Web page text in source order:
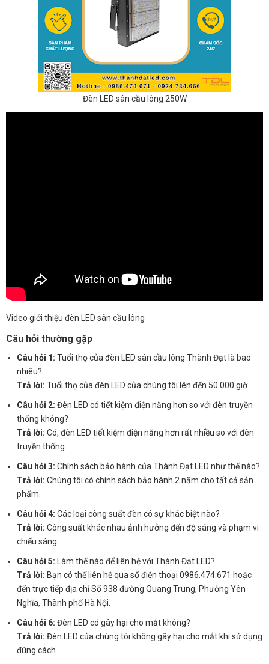
Đèn LED sân cầu lông 250W
Video giới thiệu đèn LED sân cầu lông
Câu hỏi thường gặp
Câu hỏi 1: Tuổi thọ của đèn LED sân cầu lông Thành Đạt là bao
nhiêu?
Trả lời: Tuổi thọ của đèn LED của chúng tôi lên đến 50.000 giờ.
Câu hỏi 2: Đèn LED có tiết kiệm điện năng hơn so với đèn truyền
thống không?
Trả lời: Có, đèn LED tiết kiệm điện năng hơn rất nhiều so với đèn
truyền thống.
Câu hỏi 3: Chính sách bảo hành của Thành Đạt LED như thế nào?
Trả lời: Chúng tôi có chính sách bảo hành 2 năm cho tất cả sản
phẩm.
Câu hỏi 4: Các loại công suất đèn có sự khác biệt nào?
Trả lời: Công suất khác nhau ảnh hưởng đến độ sáng và phạm vi
chiếu sáng.
Câu hỏi 5: Làm thế nào để liên hệ với Thành Đạt LED?
Trả lời: Bạn có thể liên hệ qua số điện thoại 0986.474.671 hoặc
đến trực tiếp địa chỉ Số 938 đường Quang Trung, Phường Yên
Nghĩa, Thành phố Hà Nội.
Câu hỏi 6: Đèn LED có gây hại cho mắt không?
Trả lời: Đèn LED của chúng tôi không gây hại cho mắt khi sử dụng
đúng cách.